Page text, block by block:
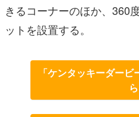
きるコーナーのほか、360
ットを設置する。
「ケンタッキーダー
ら